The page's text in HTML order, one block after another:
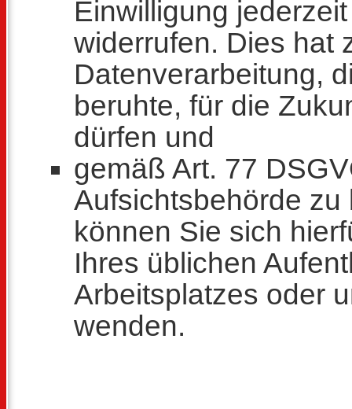
Einwilligung
widerrufen. Dies hat
Datenverarbeitung,
beruhte, für die
dürfen und
gemäß Art. 77
Aufsichtsbehörde
können Sie sich
Ihres üblichen
Arbeitsplatzes oder
wenden.